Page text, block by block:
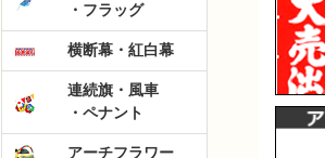
・フラッグ
横断幕・紅白幕
連続旗・風車
・ペナント
アーチフラワー